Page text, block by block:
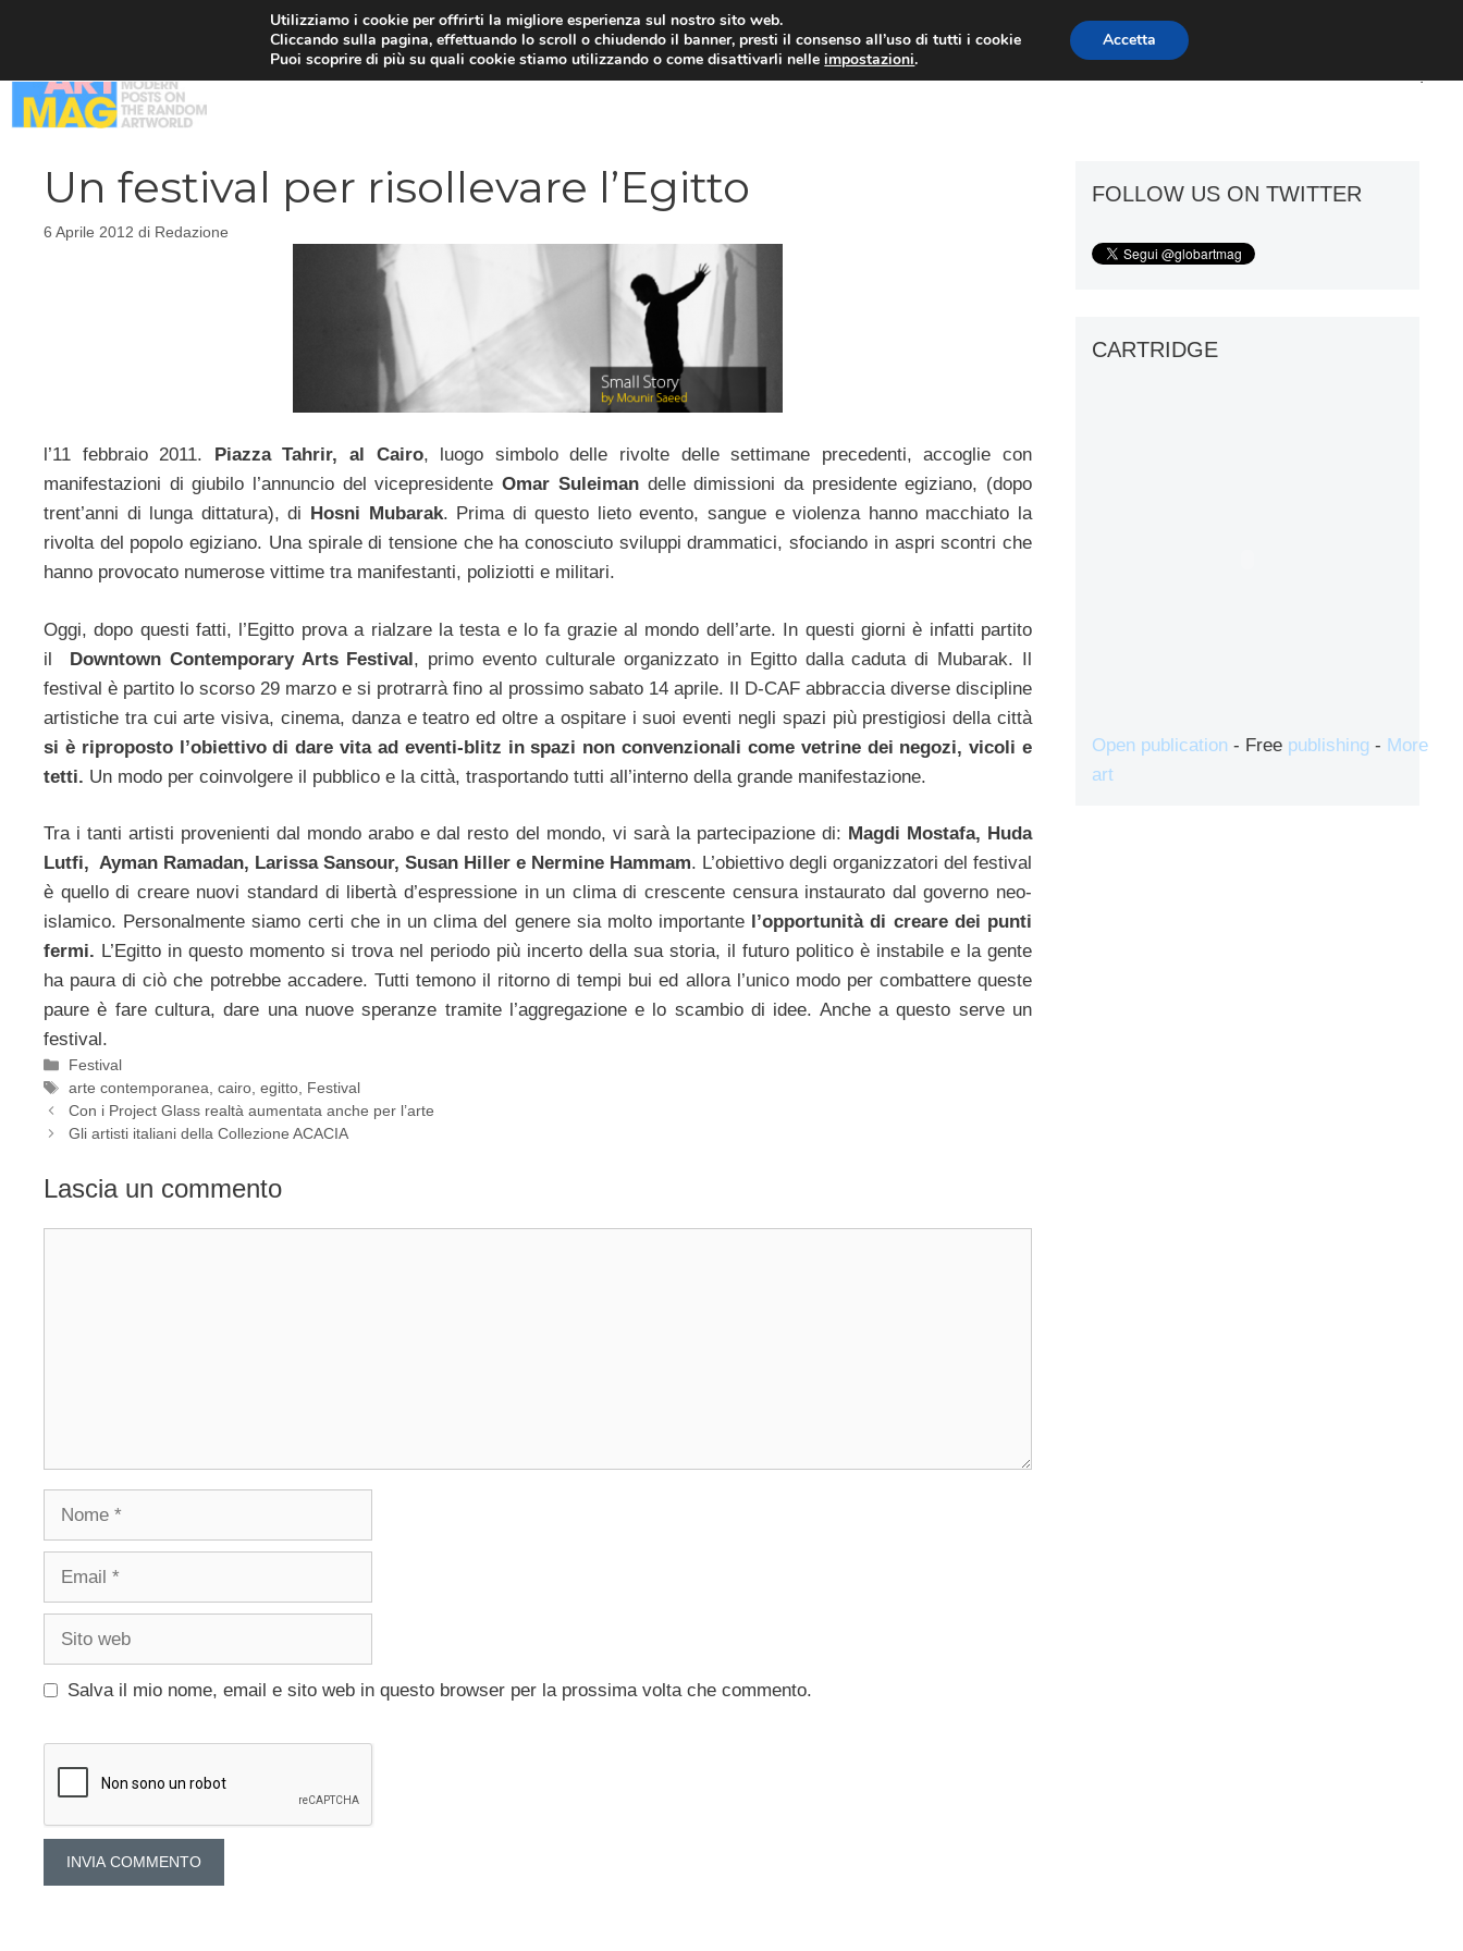
ART GOSSIP FIERE GALLERIE
Un festival per risollevare l’Egitto
6 Aprile 2012 di Redazione
l’11 febbraio 2011. Piazza Tahrir, al Cairo, luogo simbolo delle rivolte delle settimane precedenti, accoglie con
manifestazioni di giubilo l’annuncio del vicepresidenteOmar Suleimandelle dimissioni da presidente egiziano, (dopo
trent’anni di lunga dittatura), di
Hosni Mubarak. Prima di questo lieto evento, sangue e violenza hanno macchiato la
rivolta del popolo egiziano. Una spirale di tensione che ha conosciuto sviluppi drammatici, sfociando in aspri scontri che
hanno provocato numerose vittime tra manifestanti, poliziotti e militari.
Oggi, dopo questi fatti, l’Egitto prova a rialzare la testa e lo fa grazie al mondo dell’arte. In questi giorni è infatti partito
il Downtown Contemporary Arts Festival, primo evento culturale organizzato in Egitto dalla caduta di Mubarak. Il
festival è partito lo scorso 29 marzo e si protrarrà fino al prossimo sabato 14 aprile. Il D-CAF abbraccia diverse discipline
artistiche tra cui arte visiva, cinema, danza e teatro ed oltre a ospitare i suoi eventi negli spazi più prestigiosi della città
si è riproposto l’obiettivo di dare vita ad eventi-blitz in spazi non convenzionali come vetrine dei negozi, vicoli e
tetti. Un modo per coinvolgere il pubblico e la città, trasportando tutti all’interno della grande manifestazione.
Tra i tanti artisti provenienti dal mondo arabo e dal resto del mondo, vi sarà la partecipazione di: Magdi Mostafa, Huda
Lutfi, Ayman Ramadan, Larissa Sansour, Susan Hiller e Nermine Hammam. L’obiettivo degli organizzatori del festival
è quello di creare nuovi standard di libertà d’espressione in un clima di crescente censura instaurato dal governo neo-
islamico. Personalmente siamo certi che in un clima del genere sia molto importante
l’opportunità di creare dei punti
fermi. L’Egitto in questo momento si trova nel periodo più incerto della sua storia, il futuro politico è instabile e la gente
ha paura di ciò che potrebbe accadere. Tutti temono il ritorno di tempi bui ed allora l’unico modo per combattere queste
paure è fare cultura, dare una nuove speranze tramite l’aggregazione e lo scambio di idee. Anche a questo serve un
festival.
Categorie
Festival
Tag
arte contemporanea,cairo,egitto, Festival
Con i Project Glass realtà aumentata anche per l’arte
Gli artisti italiani della Collezione ACACIA
Lascia un commento
Salva il mio nome, email e sito web in questo browser per la prossima volta che commento.
FOLLOW US ON TWITTER
CARTRIDGE
Open publication - Free publishing - More
art
Utilizziamo i cookie per offrirti la migliore esperienza sul nostro sito web.
Cliccando sulla pagina, effettuando lo scroll o chiudendo il banner, presti il consenso all’uso di tutti i cookie
Puoi scoprire di più su quali cookie stiamo utilizzando o come disattivarli nelleimpostazioni.
Accetta